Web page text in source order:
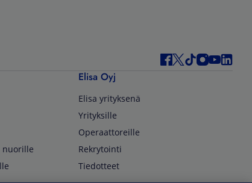
nuorille
Elisa Oyj
Elisa yrityksenä
Yrityksille
Operaattoreille
Rekrytointi
Tiedotteet